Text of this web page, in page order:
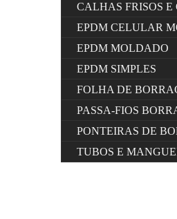
CALHAS FRISOS
EPDM CELULAR
EPDM MOLDADO
EPDM SIMPLES
FOLHA DE
PASSA-FIOS
PONTEIRAS DE
TUBOS E